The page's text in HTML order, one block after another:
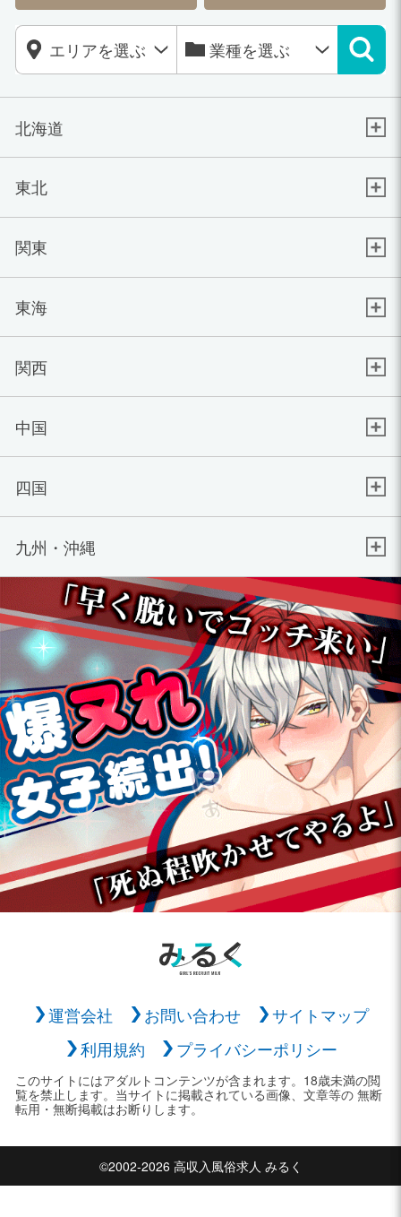
北海道
東北
関東
東海
関西
中国
四国
九州・沖縄
運営会社 お問い合わせ
サイトマップ
利用規約
プライバシーポリシー
このサイトにはアダルトコンテンツが含まれます。18歳未満の閲
覧を禁止します。当サイトに掲載されている画像、文章等の 無断
転用・無断掲載はお断りします。
©2002-2026 高収入風俗求人 みるく